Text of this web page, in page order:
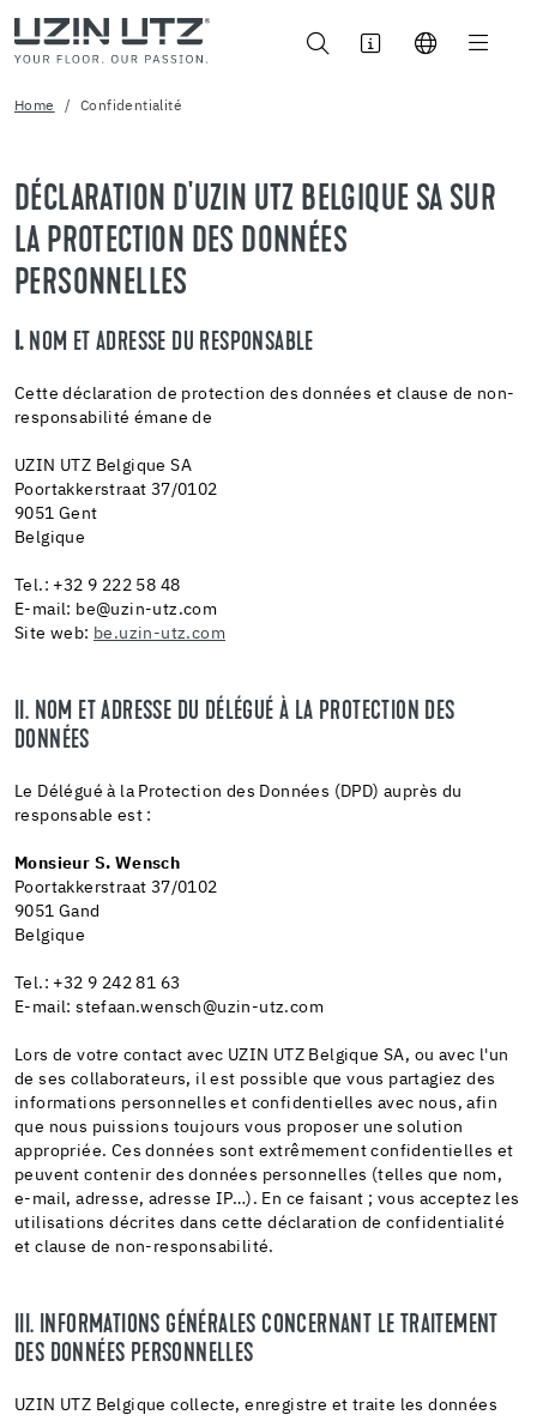
Home Confidentialité
DÉCLARATION D'UZIN UTZ BELGIQUE SA SUR
LA PROTECTION DES DONNÉES
PERSONNELLES
I. NOM ET ADRESSE DU RESPONSABLE
Cette déclaration de protection des données et clause de non-
responsabilité émane de
UZIN UTZ Belgique SA
Poortakkerstraat 37/0102
9051 Gent
Belgique
Tel.: +32 9 222 58 48
E-mail: be@uzin-utz.com
Site web: be.uzin-utz.com
II. NOM ET ADRESSE DU DÉLÉGUÉ À LA PROTECTION DES
DONNÉES
Le Délégué à la Protection des Données (DPD) auprès du
responsable est :
Monsieur S. Wensch
Poortakkerstraat 37/0102
9051 Gand
Belgique
Tel.: +32 9 242 81 63
E-mail: stefaan.wensch@uzin-utz.com
Lors de votre contact avec UZIN UTZ Belgique SA, ou avec l'un
de ses collaborateurs, il est possible que vous partagiez des
informations personnelles et confidentielles avec nous, afin
que nous puissions toujours vous proposer une solution
appropriée. Ces données sont extrêmement confidentielles et
peuvent contenir des données personnelles (telles que nom,
e-mail, adresse, adresse IP…). En ce faisant ; vous acceptez les
utilisations décrites dans cette déclaration de confidentialité
et clause de non-responsabilité.
III. INFORMATIONS GÉNÉRALES CONCERNANT LE TRAITEMENT
DES DONNÉES PERSONNELLES
UZIN UTZ Belgique collecte, enregistre et traite les données